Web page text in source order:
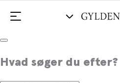
Hvad søger du efter?